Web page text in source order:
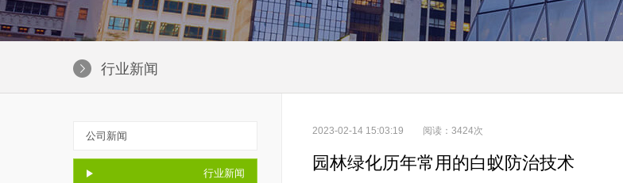
行业新闻
公司新闻
行业新闻
2023-02-14 15:03:19 阅读：3424次
园林绿化历年常用的白蚁防治技术